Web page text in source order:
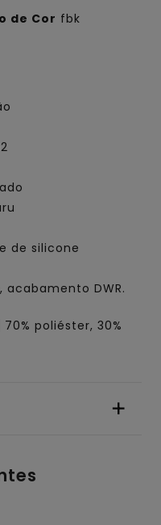
de Cor fbk
de silicone
DWR.
poliéster, 30%